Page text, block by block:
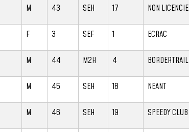
M 43 SEH 17 NON LICENCIE
F 3 SEF 1 ECRAC
M 44 M2H 4
M 45 SEH 18 NEANT
M 46 SEH 19 SPEEDY